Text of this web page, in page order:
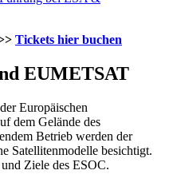
Tickets hier buchen
EUMETSAT
Europäischen
dem Gelände des
Betrieb werden der
Satellitenmodelle besichtigt.
Ziele des ESOC.